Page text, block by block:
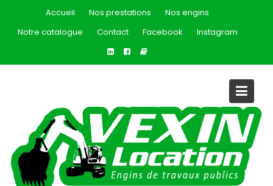
content
Accueil Nos prestations
Nos engins
Notre catalogue
Contact Facebook Instagram